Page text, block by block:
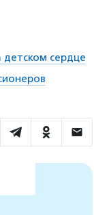
детском сердце